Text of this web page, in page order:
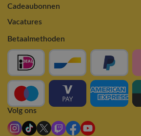
Cadeaubonnen
Vacatures
Betaalmethoden
Volg ons